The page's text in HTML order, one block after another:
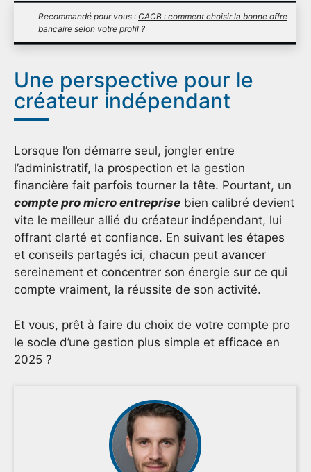
Recommandé pour vous : CACB : comment choisir la bonne offre
bancaire selon votre profil ?
Une perspective pour le
créateur indépendant
Lorsque l’on démarre seul, jongler entre
l’administratif, la prospection et la gestion
financière fait parfois tourner la tête. Pourtant, un
compte pro micro entreprise bien calibré devient
vite le meilleur allié du créateur indépendant, lui
offrant clarté et confiance. En suivant les étapes
et conseils partagés ici, chacun peut avancer
sereinement et concentrer son énergie sur ce qui
compte vraiment, la réussite de son activité.
Et vous, prêt à faire du choix de votre compte pro
le socle d’une gestion plus simple et efficace en
2025 ?